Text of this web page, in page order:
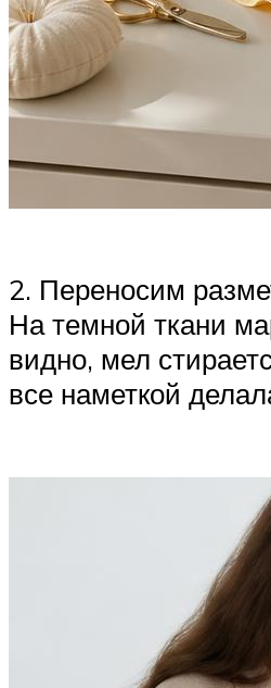
2. Переносим
На темной ткани
видно, мел
все наметкой